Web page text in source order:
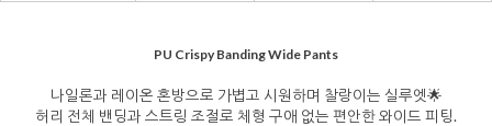
PU Crispy Banding Wide Pants
나일론과 레이온 혼방으로 가볍고 시원하며 찰랑이는 실루엣🌟
허리 전체 밴딩과 스트링 조절로 체형 구애 없는 편안한 와이드 피팅.